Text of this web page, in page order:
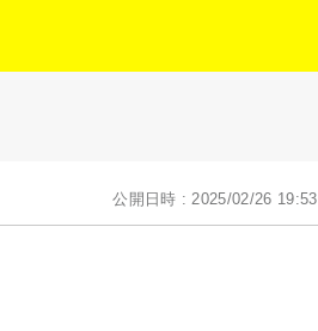
公開日時 : 2025/02/26 19:53